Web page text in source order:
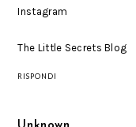
Instagram
The Little Secrets Blog
RISPONDI